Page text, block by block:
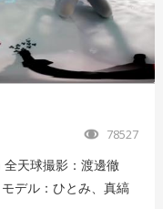
78527
天球撮影：渡邊徹
デル：ひとみ、真縞